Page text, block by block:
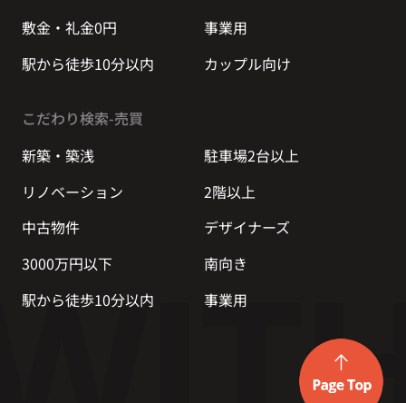
敷金・礼金0円
事業用
駅から徒歩10分以内
カップル向け
こだわり検索-売買
新築・築浅
駐車場2台以上
リノベーション
2階以上
中古物件
デザイナーズ
3000万円以下
南向き
駅から徒歩10分以内
事業用